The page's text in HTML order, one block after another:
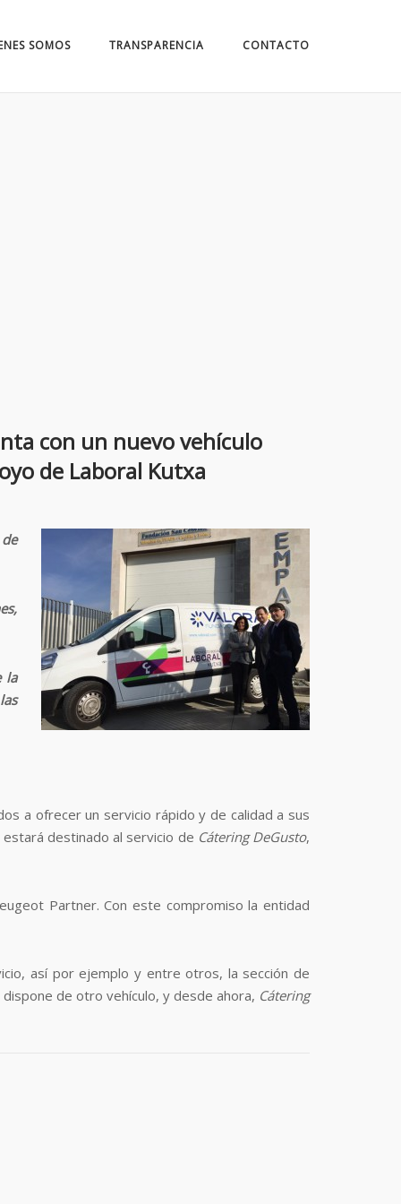
SOMOS TRANSPARENCIA CONTACTO
con un nuevo vehículo
de Laboral Kutxa
la
a ofrecer un servicio rápido y de calidad a sus
destinado al servicio de Cátering DeGusto,
Partner. Con este compromiso la entidad
así por ejemplo y entre otros, la sección de
de otro vehículo, y desde ahora, Cátering